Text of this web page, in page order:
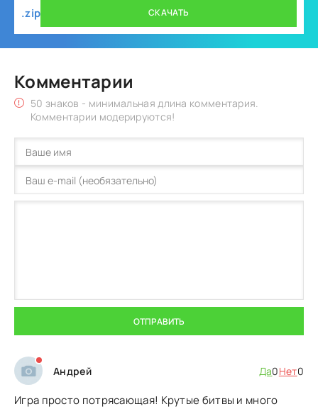
.zip СКАЧАТЬ
Комментарии
50 знаков - минимальная длина комментария.
Комментарии модерируются!
ОТПРАВИТЬ
Андрей Да0Нет0
Игра просто потрясающая! Крутые битвы и много